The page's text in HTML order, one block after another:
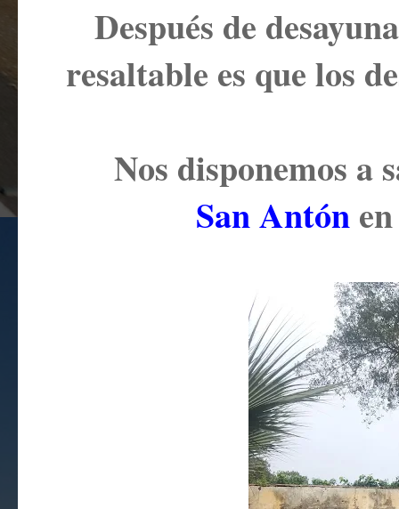
Después de
resaltable es que los
Nos disponemos a
San Antón